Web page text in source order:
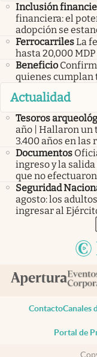
Inclusión
financiera: el
adopción se
FerrocarrilesLa
hasta 20,000
Beneficio
quienes cumplan
Actualidad
Tesoros
año | Hallaron un
3.400 años en
Documentos
ingreso y la
que no
Seguridad
agosto: los
ingresar al
ContactoCanales
Portal de